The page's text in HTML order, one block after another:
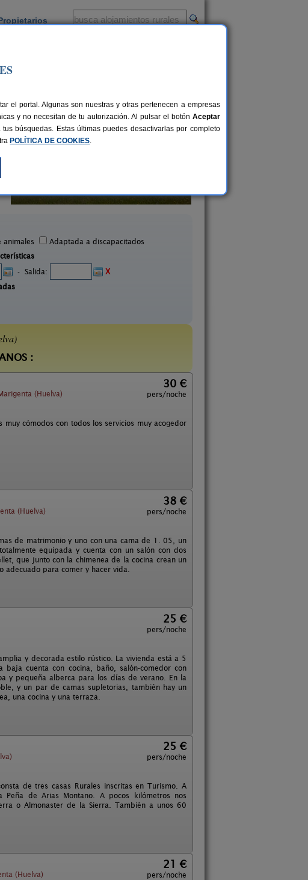
animales
Adaptada a discapacitados
- Salida:
X
:
(Huelva)
30 €
pers/noche
cómodos con todos los servicios muy acogedor
(Huelva)
38 €
pers/noche
de matrimonio y uno con una cama de 1. 05, un
equipada y cuenta con un salón con dos
que junto con la chimenea de la cocina crean un
para comer y hacer vida.
25 €
pers/noche
y decorada estilo rústico. La vivienda está a 5
cuenta con cocina, baño, salón-comedor con
y pequeña alberca para los días de verano. En la
y un par de camas supletorias, también hay un
una cocina y una terraza.
25 €
pers/noche
de tres casas Rurales inscritas en Turismo. A
de Arias Montano. A pocos kilómetros nos
o Almonaster de la Sierra. También a unos 60
(Huelva)
21 €
pers/noche
el portal. Algunas son nuestras y otras pertenecen a empresas
y no necesitan de tu autorización. Al pulsar el botón Aceptar
búsquedas. Estas últimas puedes desactivarlas por completo
POLÍTICA DE COOKIES.